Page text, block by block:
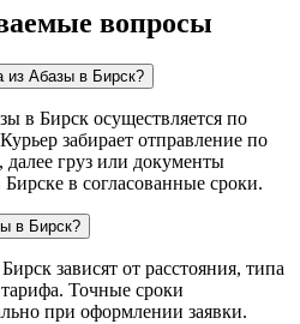
вопросы
из Абазы в Бирск?
в Бирск осуществляется по
забирает отправление по
далее груз или документы
в согласованные сроки.
в Бирск?
зависят от расстояния, типа
Точные сроки
при оформлении заявки.